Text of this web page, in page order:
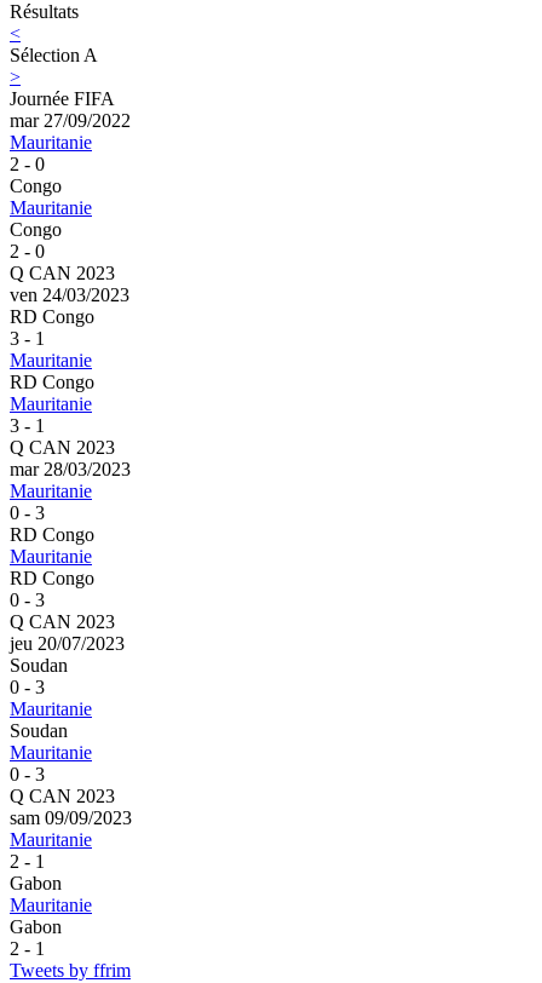
Résultats
<
Sélection A
>
Journée FIFA
mar 27/09/2022
Mauritanie
2 - 0
Congo
Mauritanie
Congo
2 - 0
Q CAN 2023
ven 24/03/2023
RD Congo
3 - 1
Mauritanie
RD Congo
Mauritanie
3 - 1
Q CAN 2023
mar 28/03/2023
Mauritanie
0 - 3
RD Congo
Mauritanie
RD Congo
0 - 3
Q CAN 2023
jeu 20/07/2023
Soudan
0 - 3
Mauritanie
Soudan
Mauritanie
0 - 3
Q CAN 2023
sam 09/09/2023
Mauritanie
2 - 1
Gabon
Mauritanie
Gabon
2 - 1
Tweets by ffrim